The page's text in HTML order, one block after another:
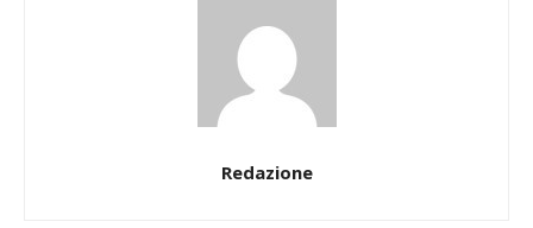
Redazione